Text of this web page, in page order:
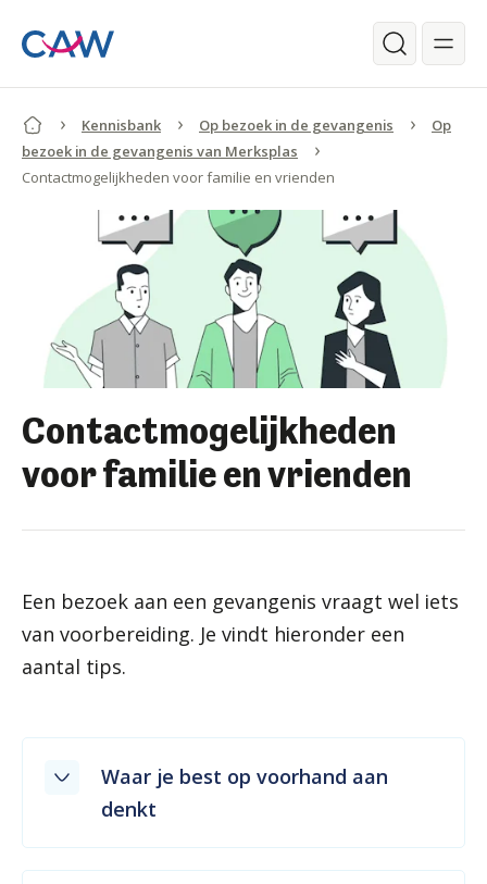
Zoeken
Kennisbank Op bezoek in de gevangenis
Op
bezoek in de gevangenis van Merksplas
Contactmogelijkheden voor familie en vrienden
Begin van de inhoud.
Contactmogelijkheden
voor familie en vrienden
Een bezoek aan een gevangenis vraagt wel iets
van voorbereiding. Je vindt hieronder een
aantal tips.
Waar je best op voorhand aan
denkt